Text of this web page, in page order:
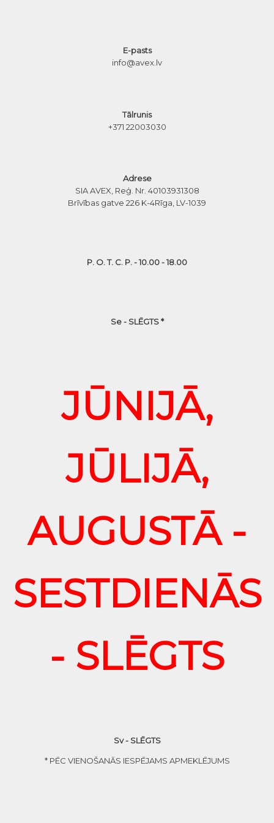
E-pasts
info@avex.lv
Tālrunis
+371 22003030
Adrese
SIA AVEX, Reģ. Nr. 40103931308
Brīvības gatve 226 K-4Rīga, LV-1039
P. O. T. C. P. - 10.00 - 18.00
Se - SLĒGTS *
JŪNIJĀ,
JŪLIJĀ,
AUGUSTĀ -
SESTDIENĀS
- SLĒGTS
Sv - SLĒGTS
* PĒC VIENOŠANĀS IESPĒJAMS APMEKLĒJUMS